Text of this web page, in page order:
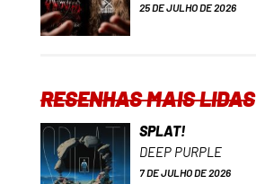
25 DE JULHO DE 2026
RESENHAS MAIS LIDAS
SPLAT!
DEEP PURPLE
7 DE JULHO DE 2026